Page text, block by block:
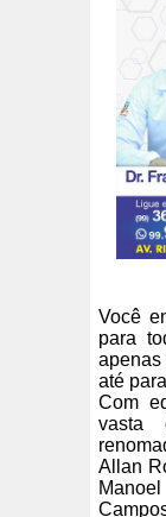
Você
para
apenas
até
Com
vasta
Allan